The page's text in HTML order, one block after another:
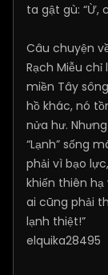
ta gật gù: “Ừ,
Câu chuyện
Rạch Miễu
miền Tây
hồ khác, nó
nửa hư.
“Lạnh” sống
phải vì bạo
khiến thiên hạ
ai cũng phải
lạnh thiệt!”
elquika28495